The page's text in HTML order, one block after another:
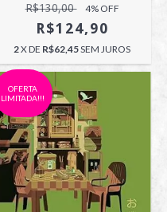
R$130,00 4% OFF
R$124,90
2X DE R$62,45SEM JUROS
OFERTA
LIMITADA!!!